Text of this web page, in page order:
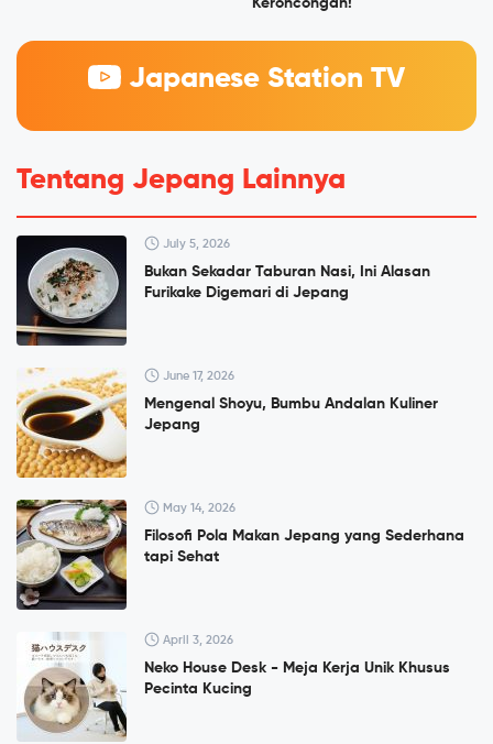
Keroncongan!
Japanese Station TV
Tentang Jepang Lainnya
July 5, 2026
Bukan Sekadar Taburan Nasi, Ini Alasan
Furikake Digemari di Jepang
June 17, 2026
Mengenal Shoyu, Bumbu Andalan Kuliner
Jepang
May 14, 2026
Filosofi Pola Makan Jepang yang Sederhana
tapi Sehat
April 3, 2026
Neko House Desk - Meja Kerja Unik Khusus
Pecinta Kucing